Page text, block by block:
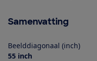
Samenvatting
Beelddiagonaal (inch)
55 inch